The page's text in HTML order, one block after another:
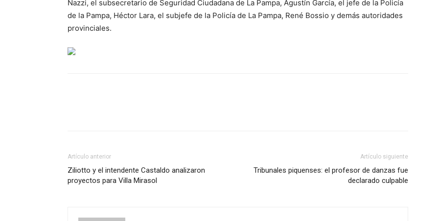
Nazzi, el subsecretario de Seguridad Ciudadana de La Pampa, Agustín García, el jefe de la Policía
de la Pampa, Héctor Lara, el subjefe de la Policía de La Pampa, René Bossio y demás autoridades
provinciales.
Artículo anterior
Ziliotto y el intendente Castaldo analizaron
proyectos para Villa Mirasol
Artículo siguiente
Tribunales piquenses: el profesor de danzas fue
declarado culpable